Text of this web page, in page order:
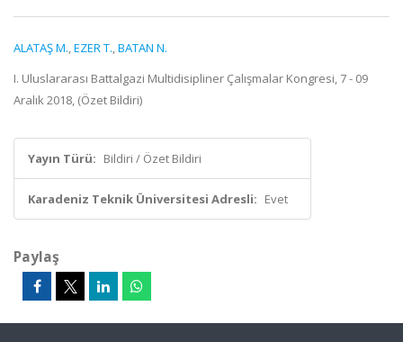
ALATAŞ M.,EZER T.,BATAN N.
I. Uluslararası Battalgazi Multidisipliner Çalışmalar Kongresi, 7 - 09
Aralık 2018, (Özet Bildiri)
Yayın Türü: Bildiri / Özet Bildiri
Karadeniz Teknik Üniversitesi Adresli: Evet
Paylaş